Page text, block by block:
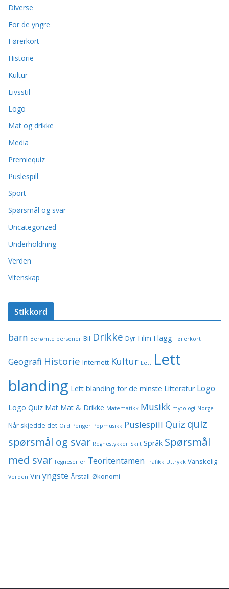
Diverse
For de yngre
Førerkort
Historie
Kultur
Livsstil
Logo
Mat og drikke
Media
Premiequiz
Puslespill
Sport
Spørsmål og svar
Uncategorized
Underholdning
Verden
Vitenskap
Stikkord
barn Berømte personer Bil Drikke Dyr Film Flagg Førerkort
Geografi Historie Internett Kultur Lett Lett
blanding Lett blanding for de minste Litteratur Logo
Logo Quiz Mat Mat & Drikke Matematikk Musikk mytologi Norge
Når skjedde det Ord Penger Popmusikk Puslespill Quiz quiz
spørsmål og svar Regnestykker Skilt Språk Spørsmål
med svar Tegneserier Teoritentamen Trafikk Uttrykk Vanskelig
Verden Vin yngste Årstall Økonomi